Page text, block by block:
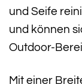
und Seife
und können
Outdoor-
Mit einer